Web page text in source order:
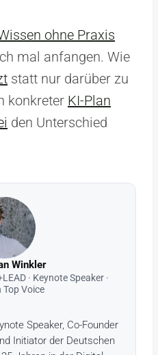
ohne Praxis
mal anfangen. Wie
statt nur darüber zu
konkreter KI-Plan
den Unterschied
Winkler
· Keynote Speaker ·
Top Voice
Speaker, Co-Founder
Initiator der Deutschen